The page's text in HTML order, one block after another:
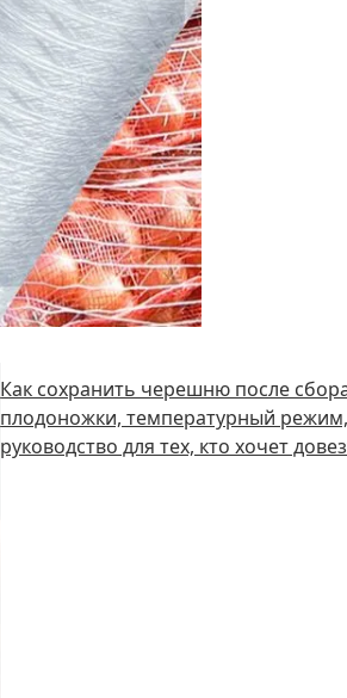
Как сохранить черешню после
плодоножки, температурный
руководство для тех, кто хочет